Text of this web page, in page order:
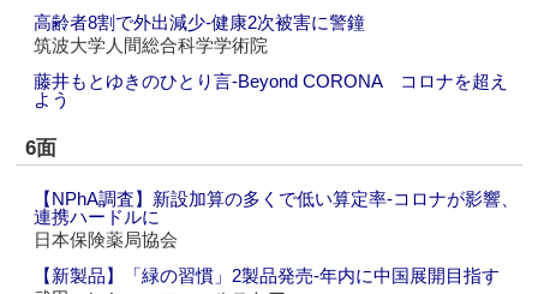
高齢者8割で外出減少‐健康2次被害に警鐘
筑波大学人間総合科学学術院
藤井もとゆきのひとり言‐Beyond CORONA コロナを超え
よう
6面
【NPhA調査】新設加算の多くで低い算定率‐コロナが影響、
連携ハードルに
日本保険薬局協会
【新製品】「緑の習慣」2製品発売‐年内に中国展開目指す